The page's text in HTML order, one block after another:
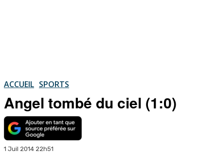
ACCUEIL SPORTS
Angel tombé du ciel (1:0)
1 Juil 2014 22h51